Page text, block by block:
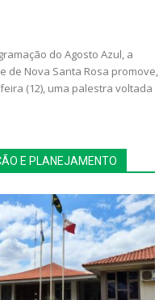
do Agosto Azul, a
de Nova Santa Rosa promove,
(12), uma palestra voltada
E PLANEJAMENTO